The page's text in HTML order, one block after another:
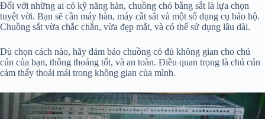
Đối với những ai có kỹ năng hàn, chuồng chó bằng sắt là lựa chọn
tuyệt vời. Bạn sẽ cần máy hàn, máy cắt sắt và một số dụng cụ bảo hộ.
Chuồng sắt vừa chắc chắn, vừa đẹp mắt, và có thể sử dụng lâu dài.
Dù chọn cách nào, hãy đảm bảo chuồng có đủ không gian cho chú
cún của bạn, thông thoáng tốt, và an toàn. Điều quan trọng là chú cún
cảm thấy thoải mái trong không gian của mình.